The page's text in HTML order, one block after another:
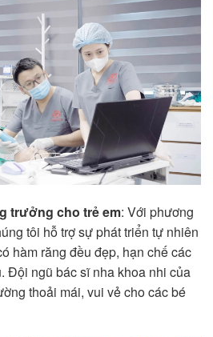
trưởng cho trẻ em: Với phương
tôi hỗ trợ sự phát triển tự nhiên
hàm răng đều đẹp, hạn chế các
Đội ngũ bác sĩ nha khoa nhi của
thoải mái, vui vẻ cho các bé